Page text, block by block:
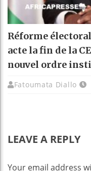
Réforme
acte la fin de la
nouvel ordre
Fatoumata Diallo
LEAVE A REPLY
Your email address